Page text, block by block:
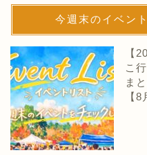
今週末のイベン
【
こ
ま
【